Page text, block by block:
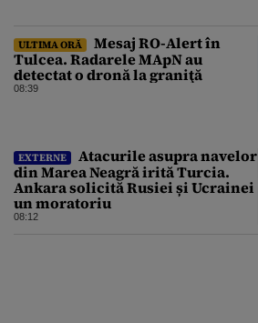
ULTIMA ORĂ
Mesaj RO-Alert în
Tulcea. Radarele MApN au
detectat o dronă la graniţă
08:39
EXTERNE
Atacurile asupra navelor
din Marea Neagră irită Turcia.
Ankara solicită Rusiei și Ucrainei
un moratoriu
08:12